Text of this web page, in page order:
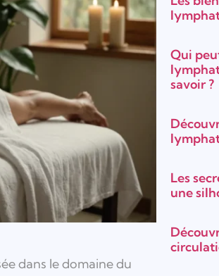
dans le domaine du
Qui
savoir ?
Les
une